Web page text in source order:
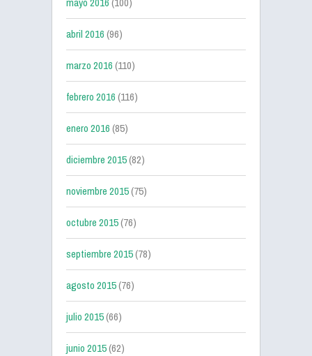
abril 2016(96)
marzo 2016(110)
febrero 2016(116)
enero 2016(85)
diciembre 2015(82)
noviembre 2015(75)
octubre 2015(76)
septiembre 2015(78)
agosto 2015(76)
julio 2015(66)
junio 2015(62)